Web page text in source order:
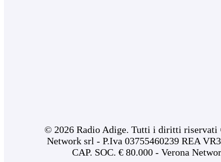
© 2026 Radio Adige. Tutti i diritti riservati
Network srl - P.Iva 03755460239 REA
CAP. SOC. € 80.000 - Verona